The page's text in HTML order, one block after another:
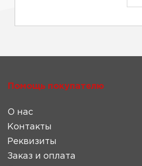
Помощь покупателю
О нас
Контакты
Реквизиты
Заказ и оплата